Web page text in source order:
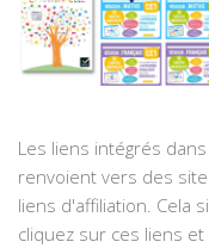
Les liens intégrés
renvoient vers des
liens d'affiliation. Cela
cliquez sur ces liens